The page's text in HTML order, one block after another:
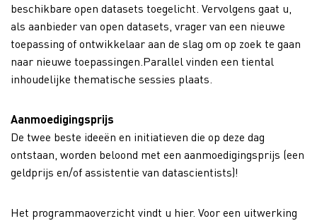
beschikbare open datasets toegelicht. Vervolgens gaat u,
als aanbieder van open datasets, vrager van een nieuwe
toepassing of ontwikkelaar aan de slag om op zoek te gaan
naar nieuwe toepassingen.Parallel vinden een tiental
inhoudelijke thematische sessies plaats.
Aanmoedigingsprijs
De twee beste ideeën en initiatieven die op deze dag
ontstaan, worden beloond met een aanmoedigingsprijs (een
geldprijs en/of assistentie van datascientists)!
Het programmaoverzicht vindt u hier. Voor een uitwerking